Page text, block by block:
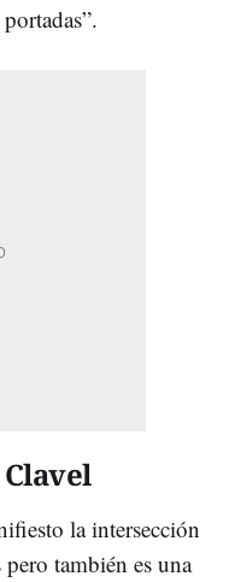
la intersección
también es una